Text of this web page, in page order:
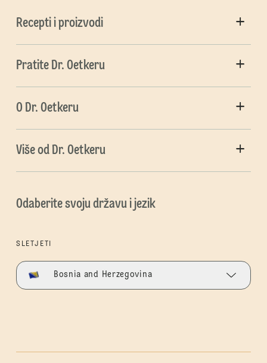
Recepti i proizvodi
Pratite Dr. Oetkeru
O Dr. Oetkeru
Više od Dr. Oetkeru
Odaberite svoju državu i jezik
SLETJETI
Bosnia and Herzegovina